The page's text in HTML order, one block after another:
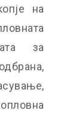
на
за